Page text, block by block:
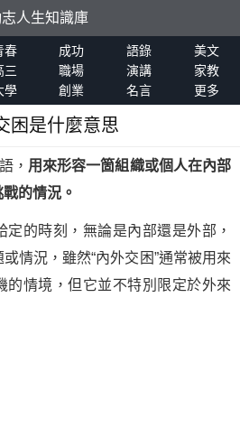
志人生知識庫
春 成功 語錄
美文
三 職場 演講
家教
學 創業 名言 更多
困是什麼意思
， 用來形容一箇組織或個人在內部
的情況。
的時刻，無論是內部還是外部，
情況，雖然“內外交困”通常被用來
的情境，但它並不特別限定於外來